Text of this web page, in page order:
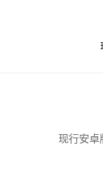
现行安卓